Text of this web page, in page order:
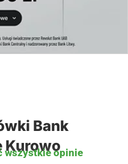
Bank
Kurowo
wszystkie opinie